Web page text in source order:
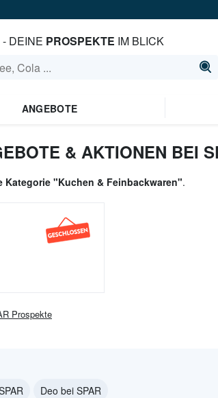
- DEINE PROSPEKTE IM BLICK
ANGEBOTE
& AKTIONEN BEI
"Kuchen & Feinbackwaren".
Prospekte
Deo bei SPAR